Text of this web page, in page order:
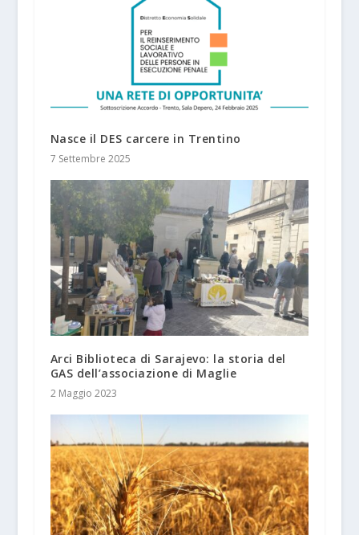
Nasce il DES carcere in Trentino
7 Settembre 2025
Arci Biblioteca di Sarajevo: la storia del
GAS dell’associazione di Maglie
2 Maggio 2023